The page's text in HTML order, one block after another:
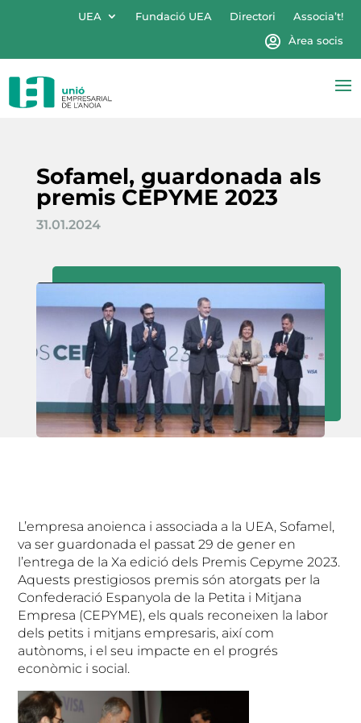
UEA Fundació UEA Directori
Associa’t!
Àrea socis
Sofamel, guardonada als
premis CEPYME 2023
31.01.2024
L’empresa anoienca i associada a la UEA, Sofamel,
va ser guardonada el passat 29 de gener en
l’entrega de la Xa edició dels Premis Cepyme 2023.
Aquests prestigiosos premis són atorgats per la
Confederació Espanyola de la Petita i Mitjana
Empresa (CEPYME), els quals reconeixen la labor
dels petits i mitjans empresaris, així com
autònoms, i el seu impacte en el progrés
econòmic i social.